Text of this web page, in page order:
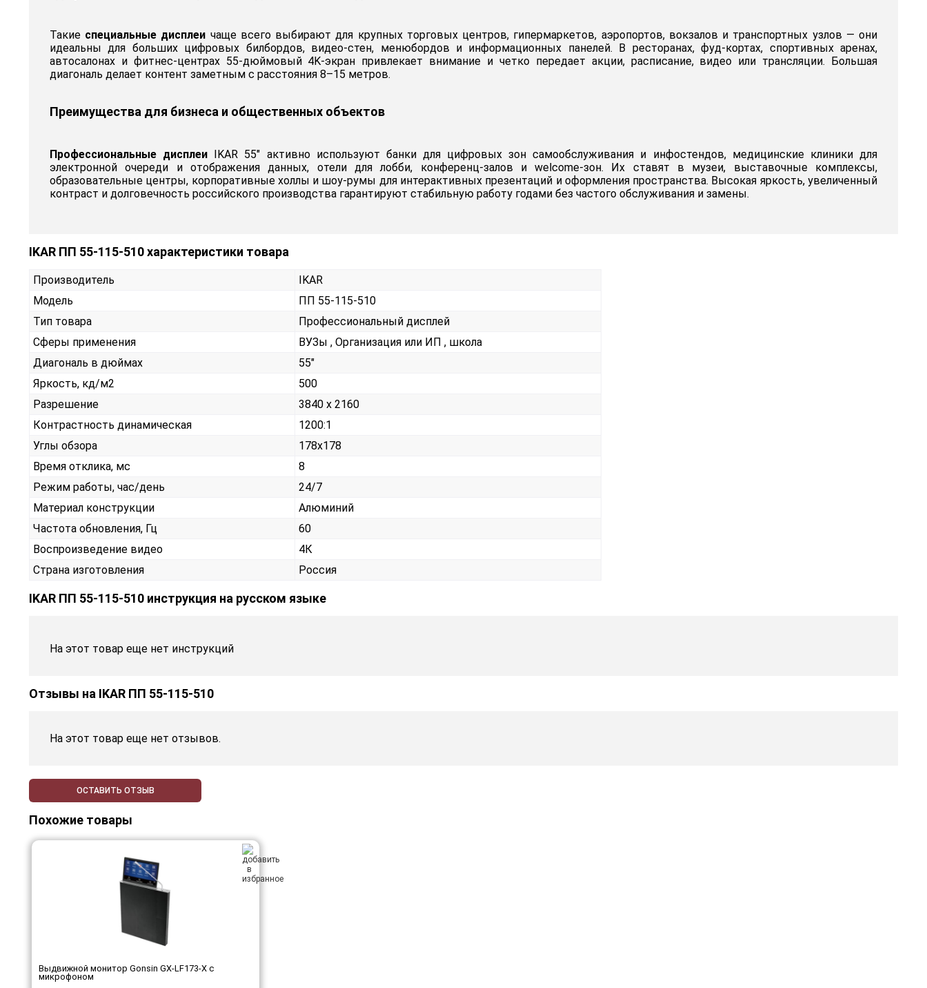
Такие специальные дисплеи чаще всего выбирают для крупных торговых центров, гипермаркетов, аэропортов, вокзалов и транспортных узлов — они
идеальны для больших цифровых билбордов, видео-стен, менюбордов и информационных панелей. В ресторанах, фуд-кортах, спортивных аренах,
автосалонах и фитнес-центрах 55-дюймовый 4K-экран привлекает внимание и четко передает акции, расписание, видео или трансляции. Большая
диагональ делает контент заметным с расстояния 8–15 метров.
Преимущества для бизнеса и общественных объектов
Профессиональные дисплеи IKAR 55" активно используют банки для цифровых зон самообслуживания и инфостендов, медицинские клиники для
электронной очереди и отображения данных, отели для лобби, конференц-залов и welcome-зон. Их ставят в музеи, выставочные комплексы,
образовательные центры, корпоративные холлы и шоу-румы для интерактивных презентаций и оформления пространства. Высокая яркость, увеличенный
контраст и долговечность российского производства гарантируют стабильную работу годами без частого обслуживания и замены.
IKAR ПП 55-115-510 характеристики товара
Производитель
IKAR
Модель
ПП 55-115-510
Тип товара
Профессиональный дисплей
Сферы применения
ВУЗы , Организация или ИП , школа
Диагональ в дюймах
55"
Яркость, кд/м2
500
Разрешение
3840 x 2160
Контрастность динамическая
1200:1
Углы обзора
178x178
Время отклика, мс
8
Режим работы, час/день
24/7
Материал конструкции
Алюминий
Частота обновления, Гц
60
Воспроизведение видео
4К
Страна изготовления
Россия
IKAR ПП 55-115-510 инструкция на русском языке
На этот товар еще нет инструкций
Отзывы на IKAR ПП 55-115-510
На этот товар еще нет отзывов.
ОСТАВИТЬ ОТЗЫВ
Похожие товары
Выдвижной монитор Gonsin GX-LF173-X с
микрофоном